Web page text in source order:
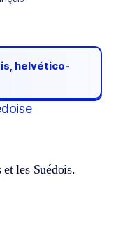
helvético-
les Suédois.